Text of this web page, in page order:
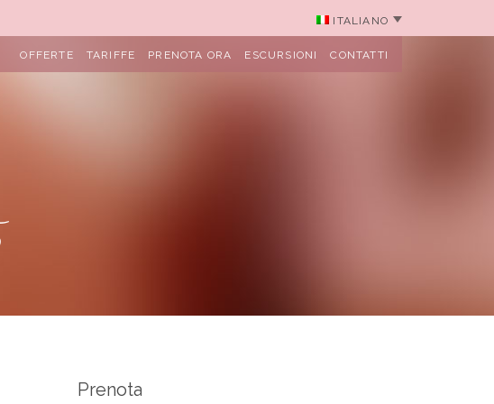
ITALIANO
OFFERTE TARIFFE PRENOTA ORA ESCURSIONI CONTATTI
Prenota